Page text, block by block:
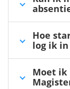
Hoe
log ik
Moet ik